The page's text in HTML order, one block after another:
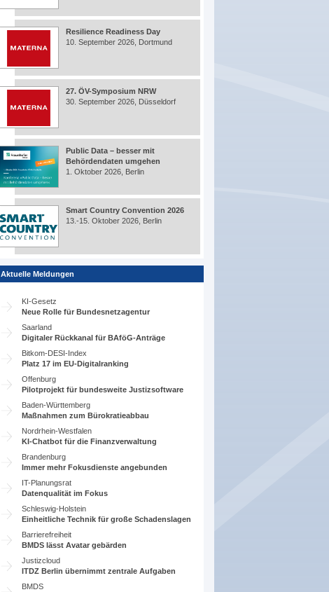
Resilience Readiness Day
10. September 2026, Dortmund
27. ÖV-Symposium NRW
30. September 2026, Düsseldorf
Public Data – besser mit
Behördendaten umgehen
1. Oktober 2026, Berlin
Smart Country Convention 2026
13.-15. Oktober 2026, Berlin
Aktuelle Meldungen
KI-Gesetz
Neue Rolle für Bundesnetzagentur
Saarland
Digitaler Rückkanal für BAföG-Anträge
Bitkom-DESI-Index
Platz 17 im EU-Digitalranking
Offenburg
Pilotprojekt für bundesweite Justizsoftware
Baden-Württemberg
Maßnahmen zum Bürokratieabbau
Nordrhein-Westfalen
KI-Chatbot für die Finanzverwaltung
Brandenburg
Immer mehr Fokusdienste angebunden
IT-Planungsrat
Datenqualität im Fokus
Schleswig-Holstein
Einheitliche Technik für große Schadenslagen
Barrierefreiheit
BMDS lässt Avatar gebärden
Justizcloud
ITDZ Berlin übernimmt zentrale Aufgaben
BMDS